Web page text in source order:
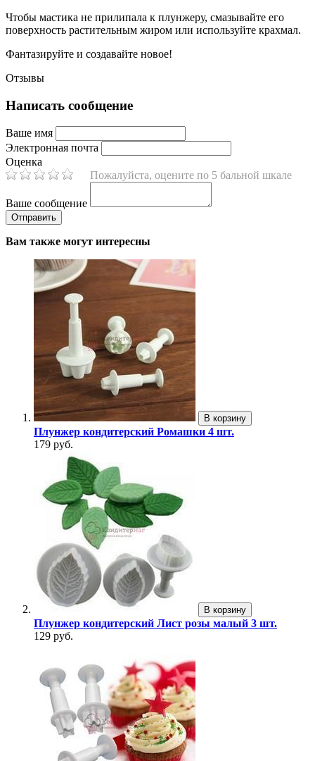
Чтобы мастика не прилипала к плунжеру, смазывайте его
поверхность растительным жиром или используйте крахмал.
Фантазируйте и создавайте новое!
Отзывы
Написать сообщение
Ваше имя
Электронная почта
Оценка
Пожалуйста, оцените по 5 бальной шкале
Ваше сообщение
Вам также могут интересны
В корзину
Плунжер кондитерский Ромашки 4 шт.
179 руб.
В корзину
Плунжер кондитерский Лист розы малый 3 шт.
129 руб.